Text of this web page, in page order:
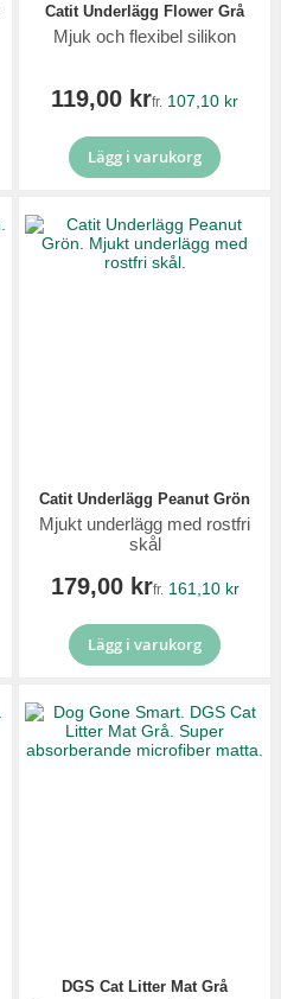
Catit Underlägg Flower Grå
Mjuk och flexibel silikon
119,00 krfr. 107,10 kr
Lägg i varukorg
Catit Underlägg Peanut Grön
Mjukt underlägg med rostfri
skål
179,00 krfr. 161,10 kr
Lägg i varukorg
DGS Cat Litter Mat Grå